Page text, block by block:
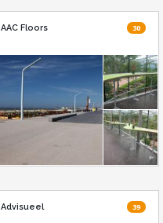
30
AAC Floors
39
Advisueel